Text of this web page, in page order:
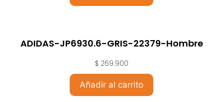
ADIDAS-JP6930.6-GRIS-22379-Hombre
$ 269.900
Añadir al carrito